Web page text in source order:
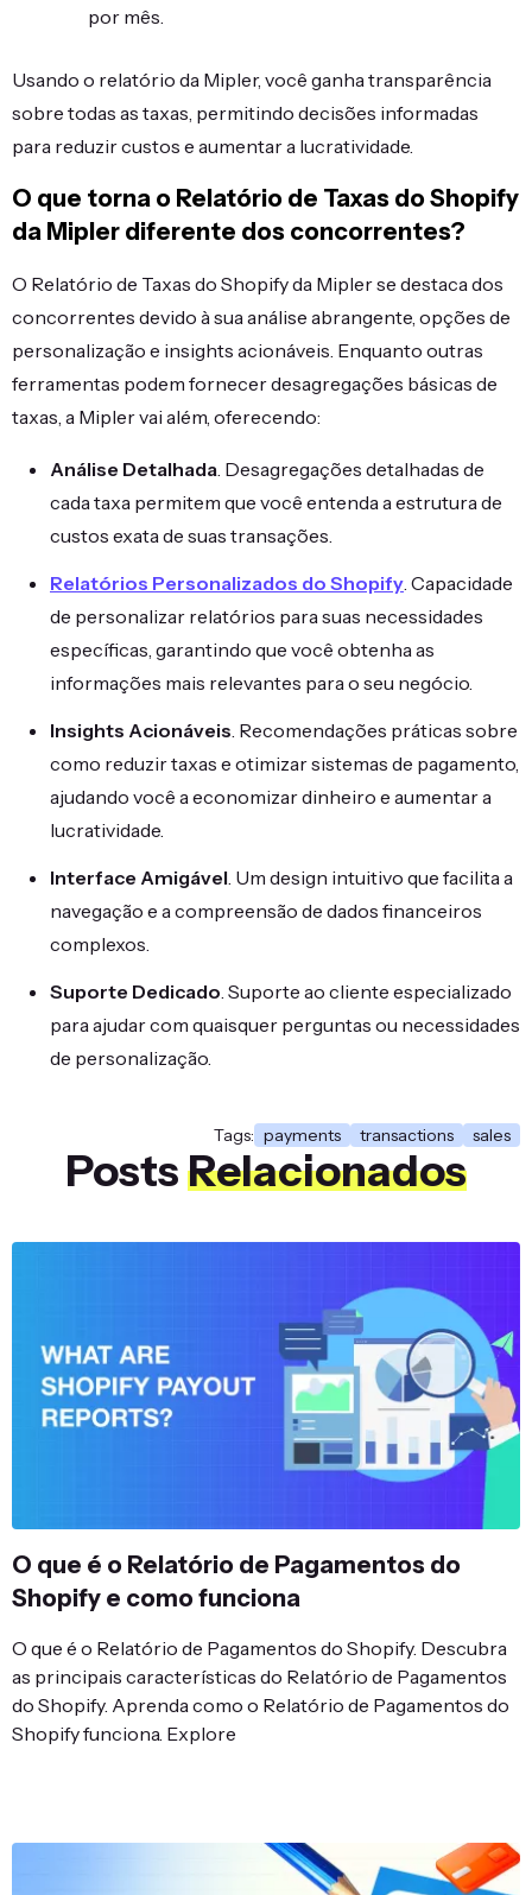
por mês.
Usando o relatório da Mipler, você ganha transparência
sobre todas as taxas, permitindo decisões informadas
para reduzir custos e aumentar a lucratividade.
O que torna o Relatório de Taxas do Shopify
da Mipler diferente dos concorrentes?
O Relatório de Taxas do Shopify da Mipler se destaca dos
concorrentes devido à sua análise abrangente, opções de
personalização e insights acionáveis. Enquanto outras
ferramentas podem fornecer desagregações básicas de
taxas, a Mipler vai além, oferecendo:
Análise Detalhada. Desagregações detalhadas de
cada taxa permitem que você entenda a estrutura de
custos exata de suas transações.
Relatórios Personalizados do Shopify. Capacidade
de personalizar relatórios para suas necessidades
específicas, garantindo que você obtenha as
informações mais relevantes para o seu negócio.
Insights Acionáveis. Recomendações práticas sobre
como reduzir taxas e otimizar sistemas de pagamento,
ajudando você a economizar dinheiro e aumentar a
lucratividade.
Interface Amigável. Um design intuitivo que facilita a
navegação e a compreensão de dados financeiros
complexos.
Suporte Dedicado. Suporte ao cliente especializado
para ajudar com quaisquer perguntas ou necessidades
de personalização.
Tags: payments transactions sales
PostsRelacionados
O que é o Relatório de Pagamentos do
Shopify e como funciona
O que é o Relatório de Pagamentos do Shopify. Descubra
as principais características do Relatório de Pagamentos
do Shopify. Aprenda como o Relatório de Pagamentos do
Shopify funciona. Explore